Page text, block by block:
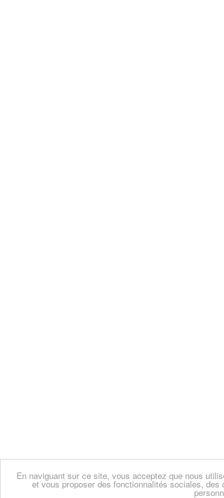
En naviguant sur ce site, vous acceptez que nous
et vous proposer des fonctionnalités sociales,